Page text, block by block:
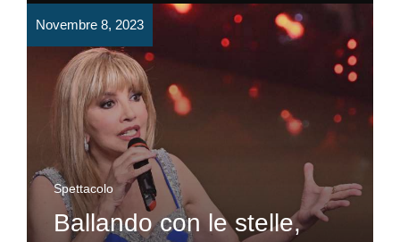
Novembre 8, 2023
Spettacolo
Ballando con le stelle,